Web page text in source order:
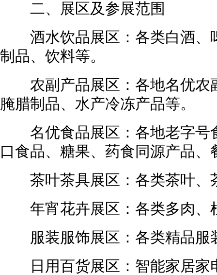
二、展区及参展范围
酒水饮品展区：各类白酒、
制品、饮料等。
农副产品展区：各地名优农
腌腊制品、水产冷冻产品等。
名优食品展区：各地老字号
口食品、糖果、药食同源产品
茶叶茶具展区：各类茶叶、
年宵花卉展区：各类多肉、
服装服饰展区：各类精品服
日用百货展区：智能家居家